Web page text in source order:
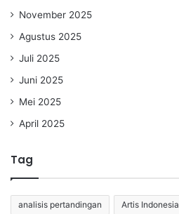
November 2025
Agustus 2025
Juli 2025
Juni 2025
Mei 2025
April 2025
Tag
analisis pertandingan Artis Indonesia